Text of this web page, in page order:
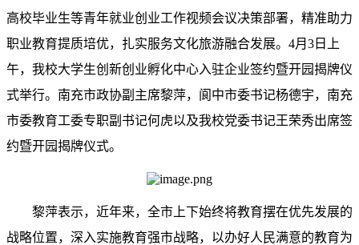
高校毕业生等青年就业创业工作视频会议决策部署，精准助力
职业教育提质培优，扎实服务文化旅游融合发展。4月3日上
午，我校大学生创新创业孵化中心入驻企业签约暨开园揭牌仪
式举行。南充市政协副主席黎萍，阆中市委书记杨德宇，南充
市委教育工委专职副书记何虎以及我校党委书记王荣秀出席签
约暨开园揭牌仪式。
黎萍表示，近年来，全市上下始终将教育摆在优先发展的
战略位置，深入实施教育强市战略，以办好人民满意的教育为